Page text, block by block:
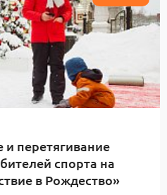
перетягивание
спорта на
в Рождество»